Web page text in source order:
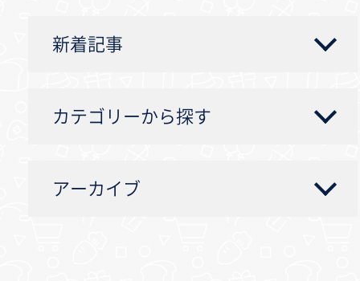
新着記事
カテゴリーから探す
アーカイブ